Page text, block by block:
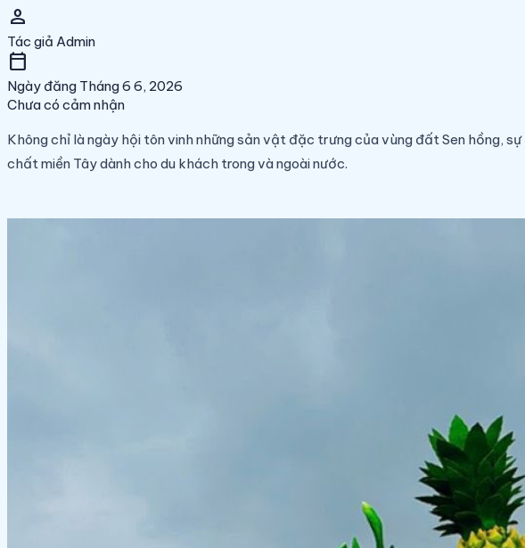
person
Tác giả Admin
calendar_today
Ngày đăng Tháng 6 6, 2026
Chưa có cảm nhận
Không chỉ là ngày hội tôn vinh những sản vật đặc trưng của vùng đất Sen hồng,
chất miền Tây dành cho du khách trong và ngoài nước.